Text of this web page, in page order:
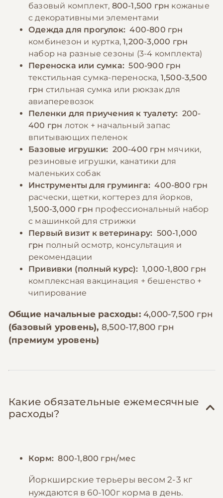
базовый комплект, 800-1,500 грн кожаные
с декоративными элементами
Одежда для прогулок: 400-800 грн
комбинезон и куртка,1,200-3,000 грн
набор на разные сезоны (3-4 комплекта)
Переноска или сумка: 500-900 грн
текстильная сумка-переноска, 1,500-3,500
грн стильная сумка или рюкзак для
авиаперевозок
Пеленки для приучения к туалету: 200-
400 грн лоток + начальный запас
впитывающих пеленок
Базовые игрушки: 200-400 грн мячики,
резиновые игрушки, канатики для
маленьких собак
Инструменты для груминга: 400-800 грн
расчески, щетки, когтерез для йорков,
1,500-3,000 грн профессиональный набор
с машинкой для стрижки
Первый визит к ветеринару: 500-1,000
грн полный осмотр, консультация и
рекомендации
Прививки (полный курс): 1,000-1,800 грн
комплексная вакцинация + бешенство +
чипирование
Общие начальные расходы: 4,000-7,500 грн
(базовый уровень), 8,500-17,800 грн
(премиум уровень)
Какие обязательные ежемесячные
расходы?
Корм: 800-1,800 грн/мес
Йоркширские терьеры весом 2-3 кг
нуждаются в 60-100г корма в день.